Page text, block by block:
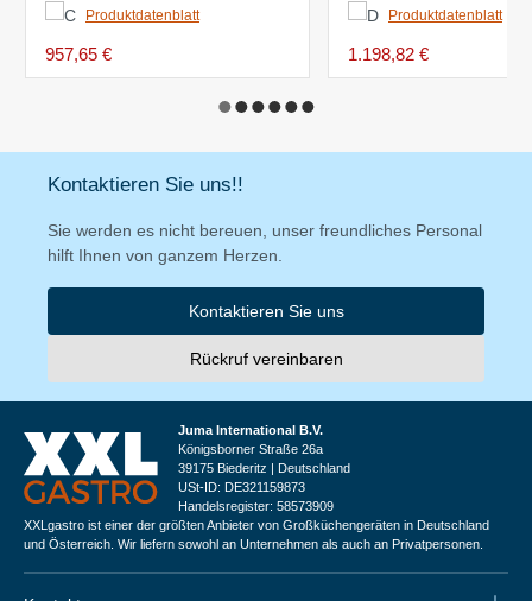
Produktdatenblatt
957,65 €
Produktdatenblatt
1.198,82 €
Kontaktieren Sie uns!!
Sie werden es nicht bereuen, unser freundliches Personal
hilft Ihnen von ganzem Herzen.
Kontaktieren Sie uns
Rückruf vereinbaren
Juma International B.V.
Königsborner Straße 26a
39175 Biederitz | Deutschland
USt-ID: DE321159873
Handelsregister: 58573909
XXLgastro ist einer der größten Anbieter von Großküchengeräten in Deutschland
und Österreich. Wir liefern sowohl an Unternehmen als auch an Privatpersonen.